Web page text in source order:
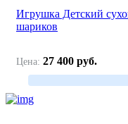
Игрушка Детский
шариков
Цена: 27 400 руб.